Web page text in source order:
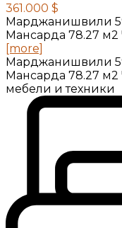
361.000 $
Марджанишвили 59
Мансарда 78.27
[more]
Марджанишвили 59
Мансарда 78.27
мебели и техники